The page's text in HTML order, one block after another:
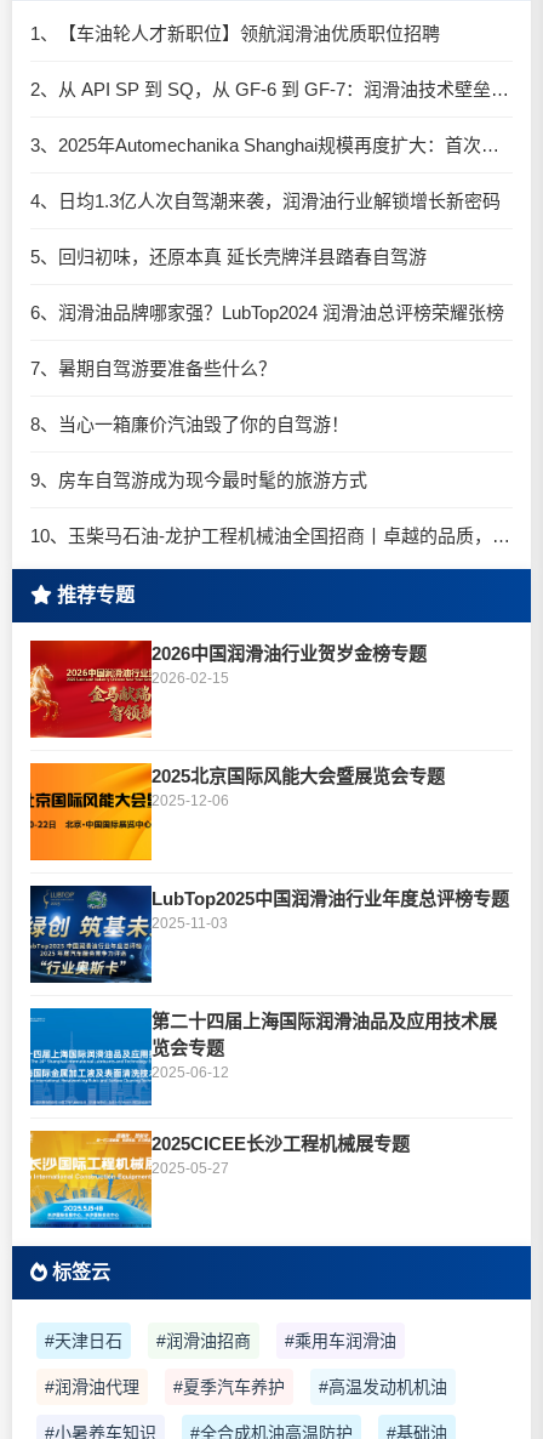
1、【车油轮人才新职位】领航润滑油优质职位招聘
2、从 API SP 到 SQ，从 GF-6 到 GF-7：润滑油技术壁垒再升高，你准备好了吗？
3、2025年Automechanika Shanghai规模再度扩大：首次启用国家会展中心（上海）全部15个展馆
4、日均1.3亿人次自驾潮来袭，润滑油行业解锁增长新密码​
5、回归初味，还原本真 延长壳牌洋县踏春自驾游
6、润滑油品牌哪家强？LubTop2024 润滑油总评榜荣耀张榜
7、暑期自驾游要准备些什么？
8、当心一箱廉价汽油毁了你的自驾游！
9、房车自驾游成为现今最时髦的旅游方式
10、玉柴马石油-龙护工程机械油全国招商丨卓越的品质，专业的品牌！
推荐专题
2026中国润滑油行业贺岁金榜专题
2026-02-15
2025北京国际风能大会暨展览会专题
2025-12-06
LubTop2025中国润滑油行业年度总评榜专题
2025-11-03
第二十四届上海国际润滑油品及应用技术展
览会专题
2025-06-12
2025CICEE长沙工程机械展专题
2025-05-27
标签云
#天津日石 #润滑油招商 #乘用车润滑油
#润滑油代理 #夏季汽车养护 #高温发动机机油
#小暑养车知识 #全合成机油高温防护 #基础油